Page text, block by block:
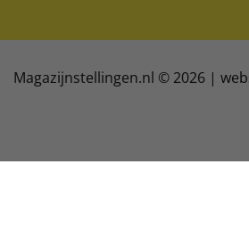
Magazijnstellingen.nl © 2026 |